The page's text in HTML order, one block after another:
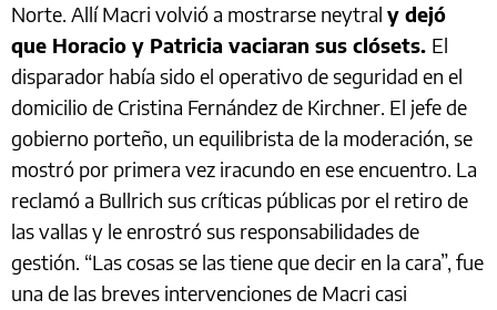
Norte. Allí Macri volvió a mostrarse neytral y dejó
que Horacio y Patricia vaciaran sus clósets. El
disparador había sido el operativo de seguridad en el
domicilio de Cristina Fernández de Kirchner. El jefe de
gobierno porteño, un equilibrista de la moderación, se
mostró por primera vez iracundo en ese encuentro. La
reclamó a Bullrich sus críticas públicas por el retiro de
las vallas y le enrostró sus responsabilidades de
gestión. “Las cosas se las tiene que decir en la cara”, fue
una de las breves intervenciones de Macri casi